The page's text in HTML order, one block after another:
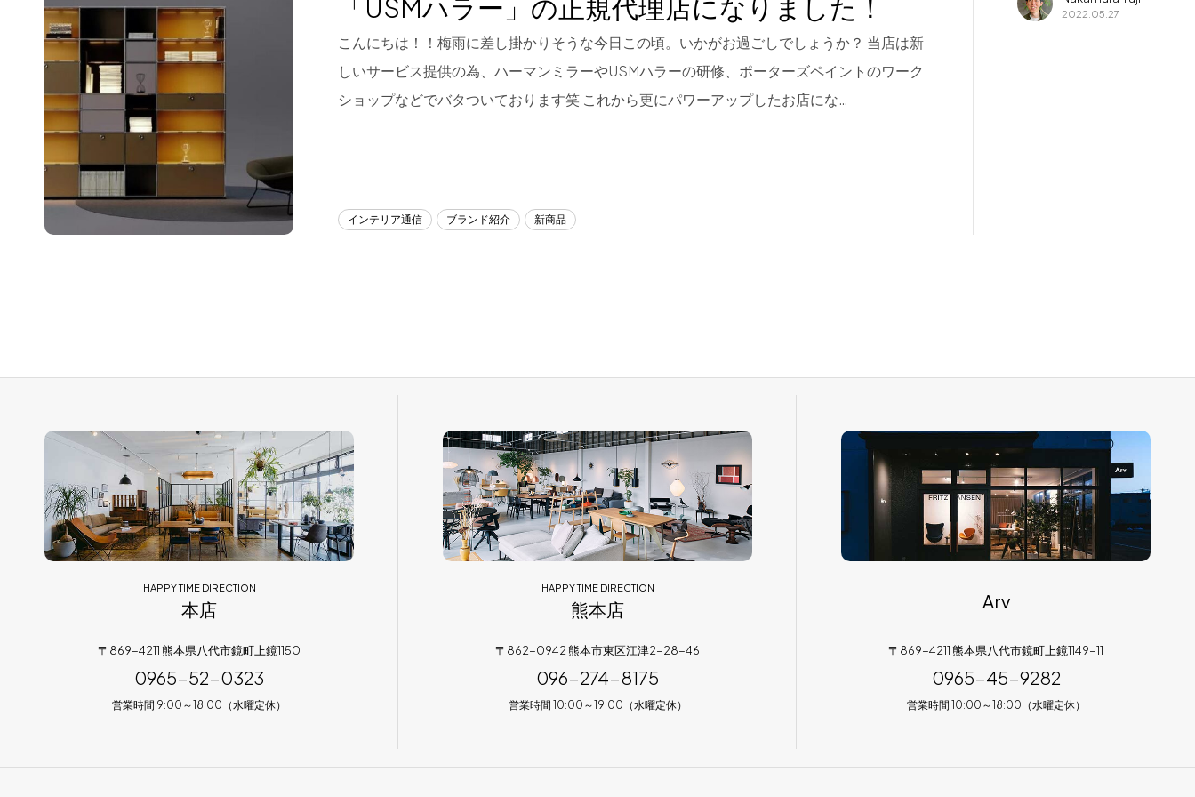
Blog
About us
for Business
Recruit
Contact
熊本店
096-274-8175
0965-45-9282
「USMハラー」の正規代理店になりました！
こんにちは！！梅雨に差し掛かりそうな今日この頃。いかがお過ごしでしょうか？ 当店は新
しいサービス提供の為、ハーマンミラーやUSMハラーの研修、ポーターズペイントのワーク
ショップなどでバタついております笑 これから更にパワーアップしたお店にな…
インテリア通信 ブランド紹介 新商品
2022.05.27
HAPPY TIME DIRECTION
本店
〒869-4211 熊本県八代市鏡町上鏡1150
0965-52-0323
営業時間 9:00～18:00（水曜定休）
HAPPY TIME DIRECTION
熊本店
〒862-0942 熊本市東区江津2-28-46
096-274-8175
営業時間 10:00～19:00（水曜定休）
Arv
〒869-4211 熊本県八代市鏡町上鏡1149-11
0965-45-9282
営業時間 10:00～18:00（水曜定休）